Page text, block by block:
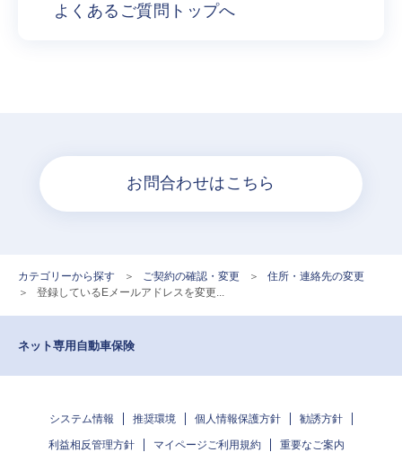
よくあるご質問トップへ
お問合わせはこちら
カテゴリーから探す > ご契約の確認・変更 >
住所・連絡先の変更
>
登録しているEメールアドレスを変更...
ネット専用自動車保険
システム情報 推奨環境 個人情報保護方針 勧誘方針
利益相反管理方針 マイページご利用規約 重要なご案内